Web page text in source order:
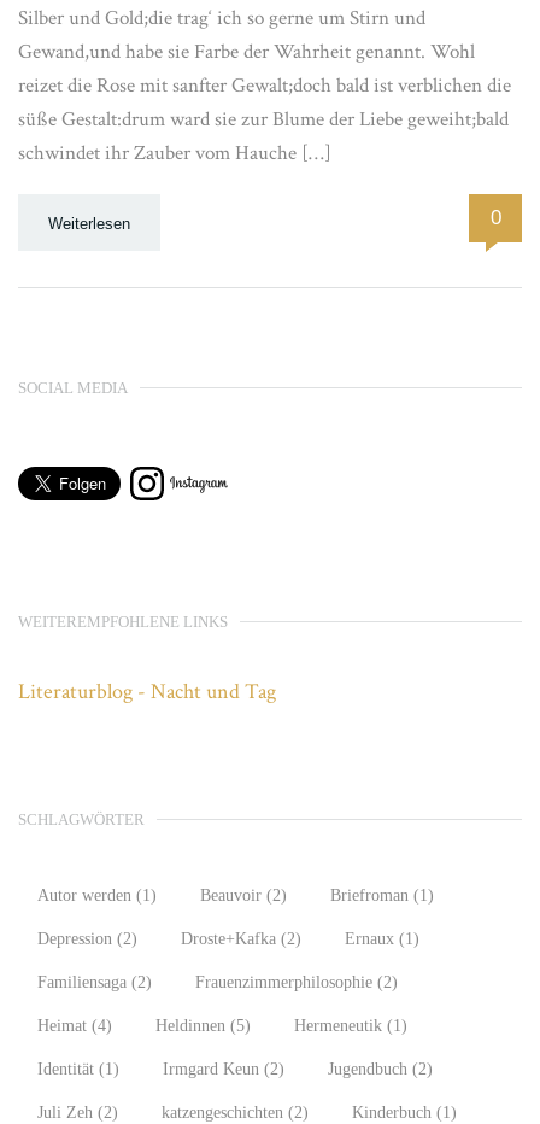
Silber und Gold;die trag‘ ich so gerne um Stirn und
Gewand,und habe sie Farbe der Wahrheit genannt. Wohl
reizet die Rose mit sanfter Gewalt;doch bald ist verblichen die
süße Gestalt:drum ward sie zur Blume der Liebe geweiht;bald
schwindet ihr Zauber vom Hauche […]
Weiterlesen 0
SOCIAL MEDIA
WEITEREMPFOHLENE LINKS
Literaturblog - Nacht und Tag
SCHLAGWÖRTER
Autor werden (1) Beauvoir (2) Briefroman (1)
Depression (2) Droste+Kafka (2) Ernaux (1)
Familiensaga (2) Frauenzimmerphilosophie (2)
Heimat (4) Heldinnen (5) Hermeneutik (1)
Identität (1) Irmgard Keun (2) Jugendbuch (2)
Juli Zeh (2) katzengeschichten (2) Kinderbuch (1)